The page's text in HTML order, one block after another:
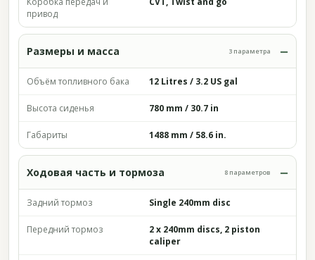
привод
Размеры и масса 3 параметра
Объём топливного бака 12 Litres / 3.2 US gal
Высота сиденья 780 mm / 30.7 in
Габариты 1488 mm / 58.6 in.
Ходовая часть и тормоза 8 параметров
Задний тормоз Single 240mm disc
Передний тормоз
2 x 240mm discs, 2 piston
caliper